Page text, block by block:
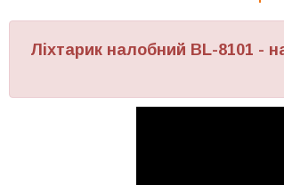
Ліхтарик налобний BL-8101 -